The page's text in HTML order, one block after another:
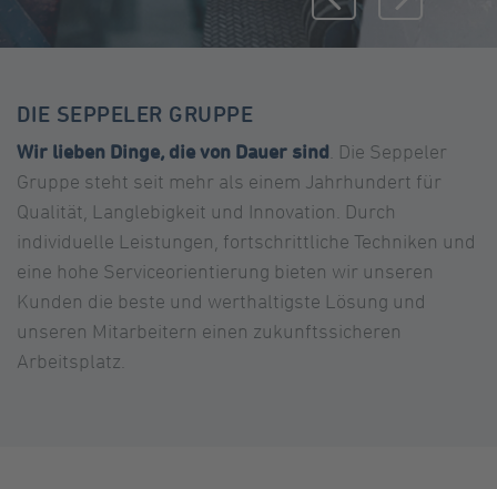
DIE SEPPELER GRUPPE
Wir lieben Dinge, die von Dauer sind. Die Seppeler
Gruppe steht seit mehr als einem Jahrhundert für
Qualität, Langlebigkeit und Innovation. Durch
individuelle Leistungen, fortschrittliche Techniken und
eine hohe Serviceorientierung bieten wir unseren
Kunden die beste und werthaltigste Lösung und
unseren Mitarbeitern einen zukunftssicheren
Arbeitsplatz.